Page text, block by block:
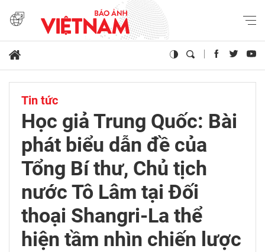
Tin tức
Học giả Trung Quốc: Bài
phát biểu dẫn đề của
Tổng Bí thư, Chủ tịch
nước Tô Lâm tại Đối
thoại Shangri-La thể
hiện tầm nhìn chiến lược